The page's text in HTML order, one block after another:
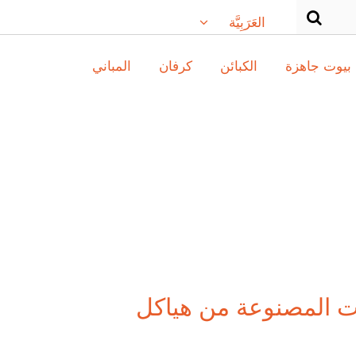
العَرَبِيَّة
بيوت جاهزة الكبائن كرفان المباني
المصنوعة من هياكل